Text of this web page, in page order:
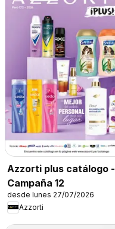
Azzorti plus catálogo -
Campaña 12
desde lunes 27/07/2026
Azzorti